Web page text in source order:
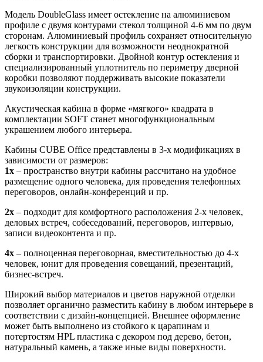
Модель DoubleGlass имеет остекление на алюминиевом
профиле с двумя контурами стекол толщиной 4-6 мм по двум
сторонам. Алюминиевый профиль сохраняет относительную
легкость конструкции для возможности неоднократной
сборки и транспортировки. Двойной контур остекления и
специализированный уплотнитель по периметру дверной
коробки позволяют поддерживать высокие показатели
звукоизоляции конструкции.
Акустическая кабина в форме «мягкого» квадрата в
комплектации SOFT станет многофункциональным
украшением любого интерьера.
Кабины CUBE Office представлены в 3-х модификациях в
зависимости от размеров:
1x – пространство внутри кабины рассчитано на удобное
размещение одного человека, для проведения телефонных
переговоров, онлайн-конференций и пр.
2x – подходит для комфортного расположения 2-х человек,
деловых встреч, собеседований, переговоров, интервью,
записи видеоконтента и пр.
4x – полноценная переговорная, вместительностью до 4-х
человек, юнит для проведения совещаний, презентаций,
бизнес-встреч.
Широкий выбор материалов и цветов наружной отделки
позволяет органично разместить кабину в любом интерьере в
соответствии с дизайн-концепцией. Внешнее оформление
может быть выполнено из стойкого к царапинам и
потертостям HPL пластика с декором под дерево, бетон,
натуральный камень, а также иные виды поверхности.